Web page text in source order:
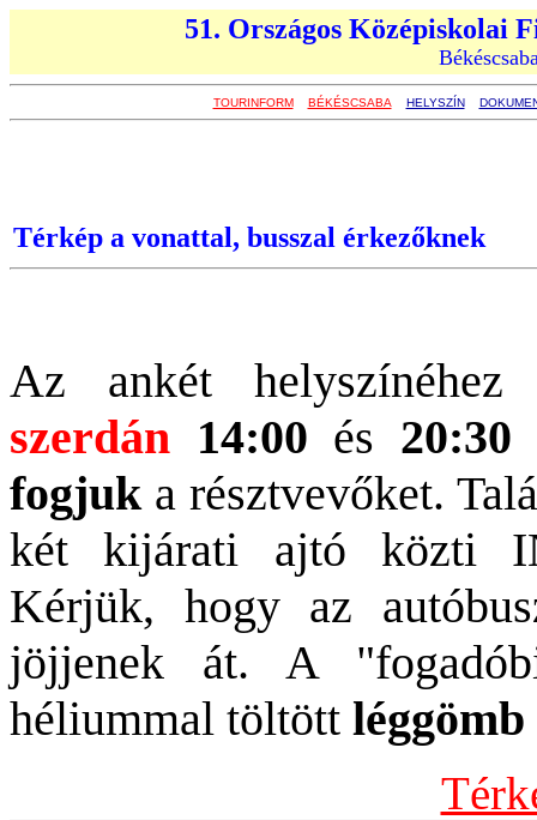
51. Országos Középiskolai
TOURINFORM BÉKÉSCSABA HELYSZÍN
Térkép a vonattal, busszal érkezőknek
Az ankét helyszínéhez
szerdán 14:00 és 20:30
fogjuka résztvevőket.
két kijárati ajtó közti
Kérjük, hogy az
jöjjenek át. A
héliummal töltött léggömb